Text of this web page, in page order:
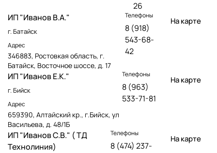
26
ИП "Иванов В.А."
г. Батайск
Адрес
346883, Ростовкая область, г.
Батайск, Восточное шоссе, д. 17
Телефоны
8 (918)
543-68-
42
На карте
ИП "Иванов Е.К."
г. Бийск
Адрес
659390, Алтайский кр., г.Бийск, ул
Васильева, д. 48/1Б
Телефоны
8 (963)
533-71-81
На карте
ИП "Иванов С.В." ( ТД
Технолиния)
Телефоны
8 (474) 237-
На карте